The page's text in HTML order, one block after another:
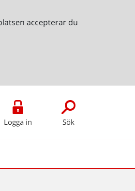
accepterar du
Logga in Sök